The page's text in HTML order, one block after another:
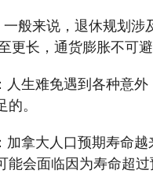
一般来说，退休规划
更长，通货膨胀不可
人生难免遇到各种意
。
加拿大人口预期寿命
能会面临因为寿命超